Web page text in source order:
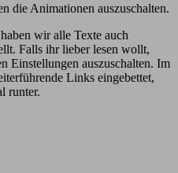
die Animationen auszuschalten.
wir alle Texte auch
Falls ihr lieber lesen wollt,
Einstellungen auszuschalten. Im
Links eingebettet,
runter.